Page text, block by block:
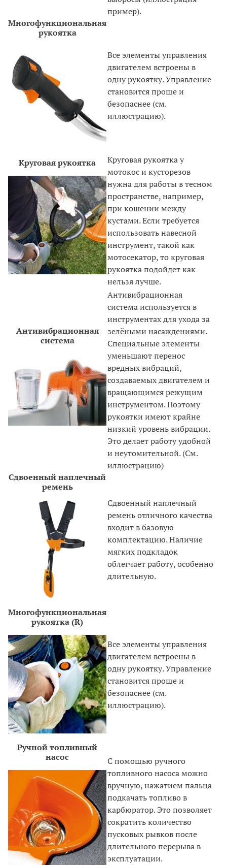
пример).
Многофункциональная
рукоятка
Все элементы управления
двигателем встроены в
одну рукоятку. Управление
становится проще и
безопаснее (см.
иллюстрацию).
Круговая рукоятка
Круговая рукоятка у
мотокос и кусторезов
нужна для работы в тесном
пространстве, например,
при кошении между
кустами. Если требуется
использовать навесной
инструмент, такой как
мотосекатор, то круговая
рукоятка подойдет как
нельзя лучше.
Антивибрационная
система
Антивибрационная
система используется в
инструментах для ухода за
зелёными насаждениями.
Специальные элементы
уменьшают перенос
вредных вибраций,
создаваемых двигателем и
вращающимся режущим
инструментом. Поэтому
рукоятки имеют крайне
низкий уровень вибрации.
Это делает работу удобной
и неутомительной. (См.
иллюстрацию)
Сдвоенный наплечный
ремень
Сдвоенный наплечный
ремень отличного качества
входит в базовую
комплектацию. Наличие
мягких подкладок
облегчает работу, особенно
длительную.
Многофункциональная
рукоятка (R)
Все элементы управления
двигателем встроены в
одну рукоятку. Управление
становится проще и
безопаснее (см.
иллюстрацию).
Ручной топливный
насос
С помощью ручного
топливного насоса можно
вручную, нажатием пальца
подкачать топливо в
карбюратор. Это позволяет
сократить количество
пусковых рывков после
длительного перерыва в
эксплуатации.